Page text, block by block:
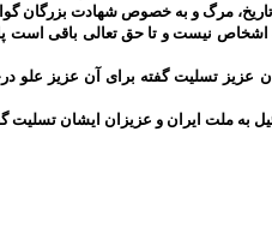
تاریخ، مرگ و به خصوص شهادت بزرگان
اشخاص نیست و تا حق تعالی باقی است
تسلیت گفته برای آن عزیز علو
ملت ایران و عزیزان ایشان تسلیت